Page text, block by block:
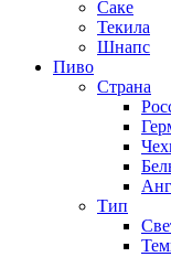
Саке
Текила
Шнапс
Пиво
Страна
Тип